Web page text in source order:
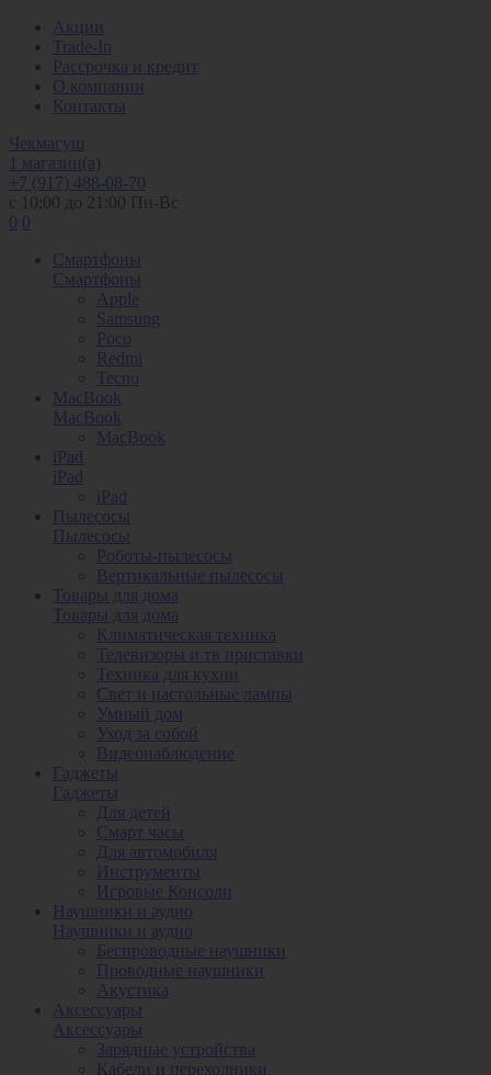
Акции
Trade-In
Рассрочка и кредит
О компании
Контакты
Чекмагуш
1 магазин(а)
+7 (917) 488-08-70
с 10:00 до 21:00 Пн-Вс
0 0
Смартфоны
Смартфоны
Apple
Samsung
Poco
Redmi
Tecno
MacBook
MacBook
MacBook
iPad
iPad
iPad
Пылесосы
Пылесосы
Роботы-пылесосы
Вертикальные пылесосы
Товары для дома
Товары для дома
Климатическая техника
Телевизоры и тв приставки
Техника для кухни
Свет и настольные лампы
Умный дом
Уход за собой
Видеонаблюдение
Гаджеты
Гаджеты
Для детей
Смарт часы
Для автомобиля
Инструменты
Игровые Консоли
Наушники и аудио
Наушники и аудио
Беспроводные наушники
Проводные наушники
Акустика
Аксессуары
Аксессуары
Зарядные устройства
Кабели и переходники